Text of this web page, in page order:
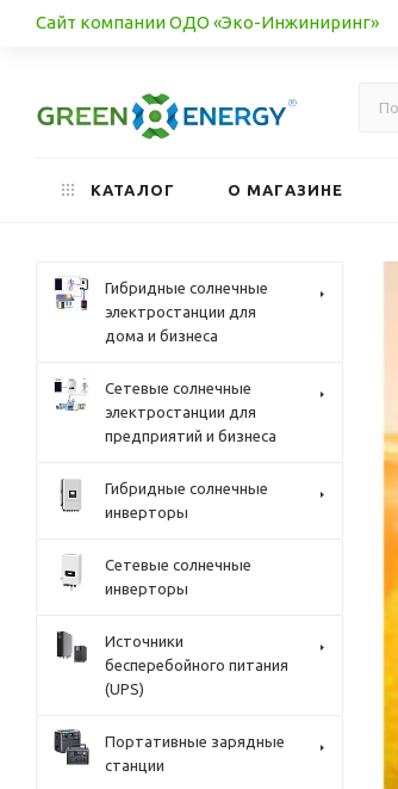
Сайт компании ОДО «Эко-Инжиниринг»
КАТАЛОГ О МАГАЗИНЕ
Гибридные солнечные
электростанции для
дома и бизнеса
Сетевые солнечные
электростанции для
предприятий и бизнеса
Гибридные солнечные
инверторы
Сетевые солнечные
инверторы
Источники
бесперебойного питания
(UPS)
Портативные зарядные
станции